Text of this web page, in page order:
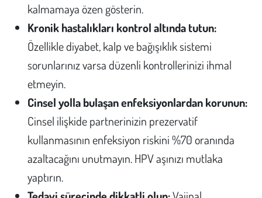
kalmamaya özen gösterin.
Kronik hastalıkları kontrol altında tutun:
Özellikle diyabet, kalp ve bağışıklık sistemi
sorunlarınız varsa düzenli kontrollerinizi ihmal
etmeyin.
Cinsel yolla bulaşan enfeksiyonlardan korunun:
Cinsel ilişkide partnerinizin prezervatif
kullanmasının enfeksiyon riskini %70 oranında
azaltacağını unutmayın. HPV aşınızı mutlaka
yaptırın.